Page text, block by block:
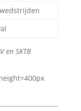
en SKTB